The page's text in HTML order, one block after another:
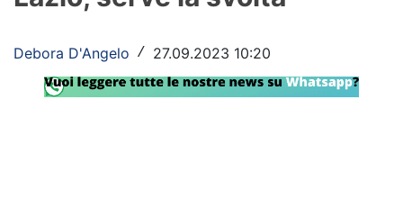
Primavera
Debora D'Angelo / 27.09.2023 10:20